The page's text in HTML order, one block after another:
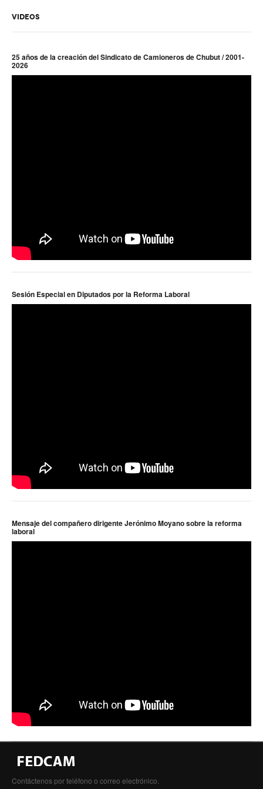
Impresión de boletas
Contacto secretarías
VIDEOS
25 años de la creación del Sindicato de Camioneros de Chubut / 2001-
2026
Sesión Especial en Diputados por la Reforma Laboral
Mensaje del compañero dirigente Jerónimo Moyano sobre la reforma
laboral
Contáctenos por teléfono o correo electrónico.